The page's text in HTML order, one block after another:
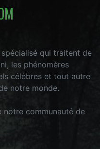
qui traitent de
les phénomères
célèbres et tout autre
notre monde.
notre communauté de